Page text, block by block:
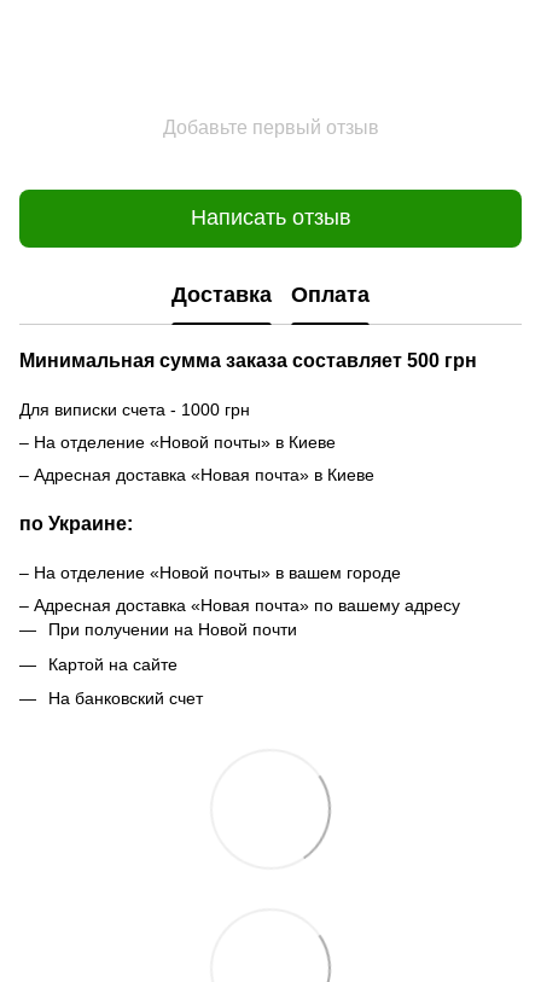
Добавьте первый отзыв
Написать отзыв
Доставка Оплата
Минимальная сумма заказа составляет 500 грн
Для виписки счета - 1000 грн
– На отделение «Новой почты» в Киеве
– Адресная доставка «Новая почта» в Киеве
по Украине:
– На отделение «Новой почты» в вашем городе
– Адресная доставка «Новая почта» по вашему адресу
При получении на Новой почти
Картой на сайте
На банковский счет